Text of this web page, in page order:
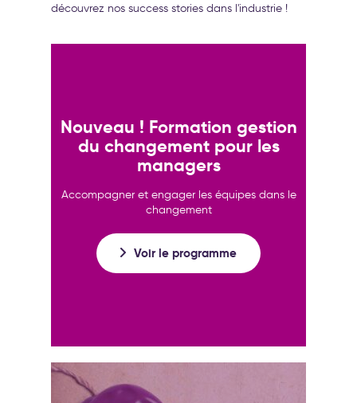
découvrez nos success stories dans l'industrie !
Nouveau ! Formation gestion
du changement pour les
managers
Accompagner et engager les équipes dans le
changement
Voir le programme